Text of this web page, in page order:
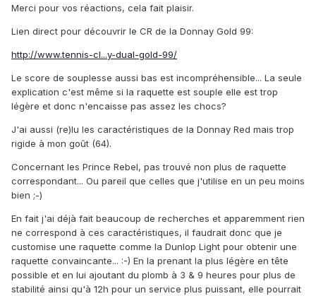
Merci pour vos réactions, cela fait plaisir.
Lien direct pour découvrir le CR de la Donnay Gold 99:
http://www.tennis-cl...y-dual-gold-99/
Le score de souplesse aussi bas est incompréhensible... La seule
explication c'est même si la raquette est souple elle est trop
légère et donc n'encaisse pas assez les chocs?
J'ai aussi (re)lu les caractéristiques de la Donnay Red mais trop
rigide à mon goût (64).
Concernant les Prince Rebel, pas trouvé non plus de raquette
correspondant... Ou pareil que celles que j'utilise en un peu moins
bien ;-)
En fait j'ai déjà fait beaucoup de recherches et apparemment rien
ne correspond à ces caractéristiques, il faudrait donc que je
customise une raquette comme la Dunlop Light pour obtenir une
raquette convaincante... :-) En la prenant la plus légère en tête
possible et en lui ajoutant du plomb à 3 & 9 heures pour plus de
stabilité ainsi qu'à 12h pour un service plus puissant, elle pourrait